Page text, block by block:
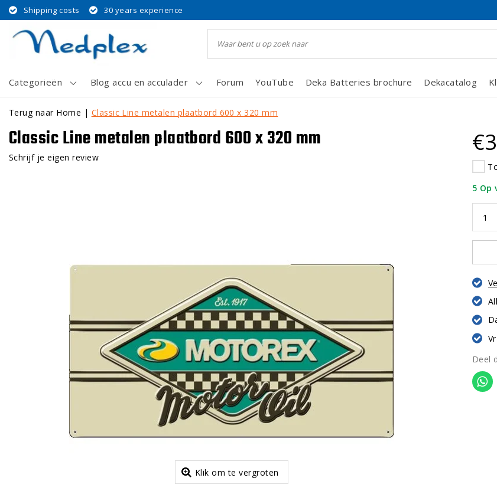
Shipping costs 30 years experience
Categorieën Blog accu en acculader Forum YouTube Deka Batteries brochure Dekacatalog
Terug naar Home | Classic Line metalen plaatbord 600 x 320 mm
Classic Line metalen plaatbord 600 x 320 mm
Schrijf je eigen review
Klik om te vergroten
5 Op
Deel